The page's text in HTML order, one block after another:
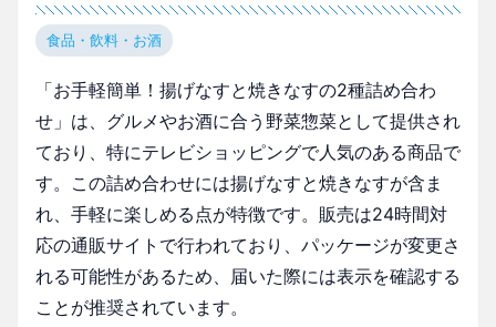
食品・飲料・お酒
「お手軽簡単！揚げなすと焼きなすの2種詰め合わ
せ」は、グルメやお酒に合う野菜惣菜として提供され
ており、特にテレビショッピングで人気のある商品で
す。この詰め合わせには揚げなすと焼きなすが含ま
れ、手軽に楽しめる点が特徴です。販売は24時間対
応の通販サイトで行われており、パッケージが変更さ
れる可能性があるため、届いた際には表示を確認する
ことが推奨されています。